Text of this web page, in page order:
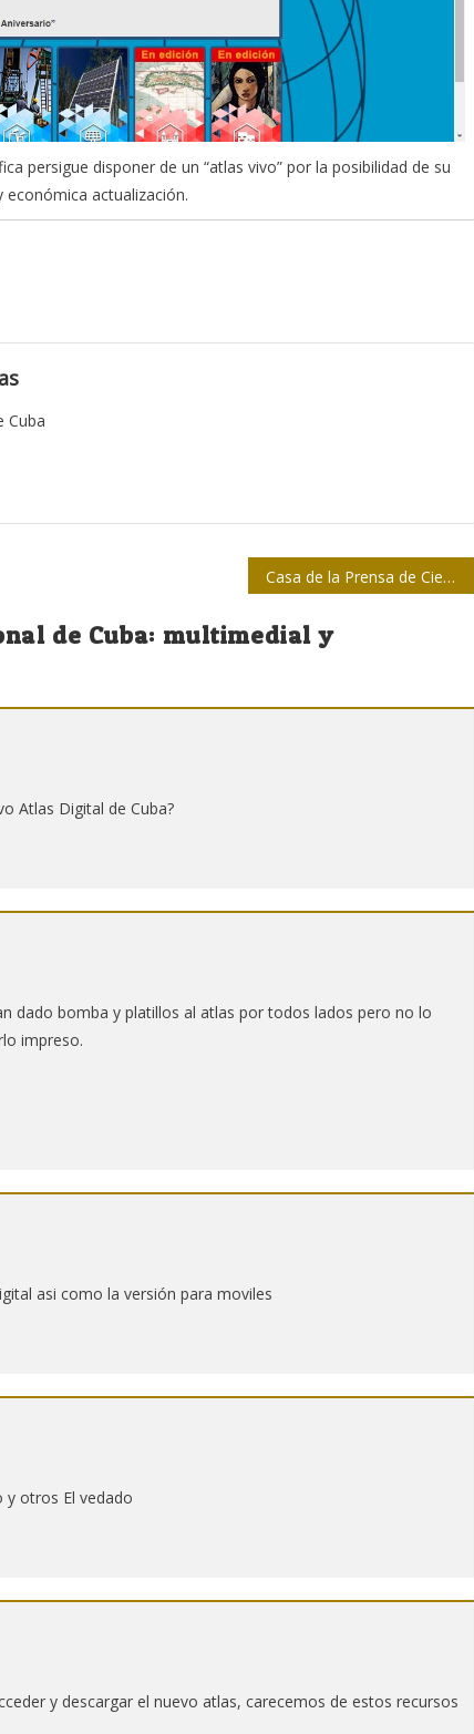
persigue disponer de un “atlas vivo” por la posibilidad de su
económica actualización.
Cuba
Casa de la Prensa de Ciego de Ávila brindará cursos de verano
de Cuba: multimedial y
Atlas Digital de Cuba?
dado bomba y platillos al atlas por todos lados pero no lo
impreso.
asi como la versión para moviles
y otros El vedado
y descargar el nuevo atlas, carecemos de estos recursos